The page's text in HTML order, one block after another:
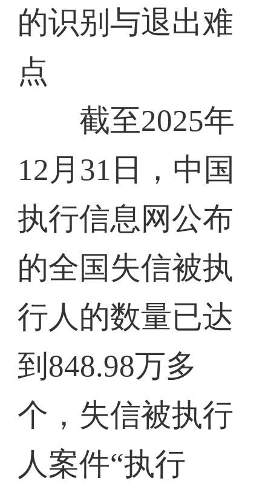
的识别与退出难
点
截至2025年
12月31日，中国
执行信息网公布
的全国失信被执
行人的数量已达
到848.98万多
个，失信被执行
人案件“执行